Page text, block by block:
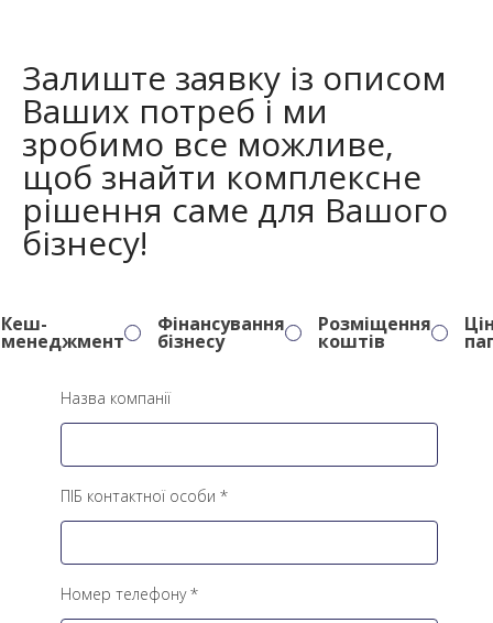
Залиште заявку із описом
Ваших потреб і ми
зробимо все можливе,
щоб знайти комплексне
рішення саме для Вашого
бізнесу!
Кеш-
менеджмент
Фінансування
бізнесу
Розміщення
коштів
Назва компанії
ПІБ контактної особи *
Номер телефону *